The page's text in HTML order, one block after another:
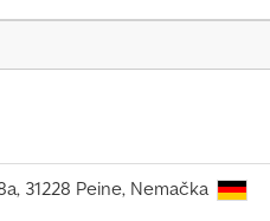
31228 Peine, Nemačka